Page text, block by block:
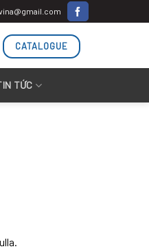
CATALOGUE
TỨC